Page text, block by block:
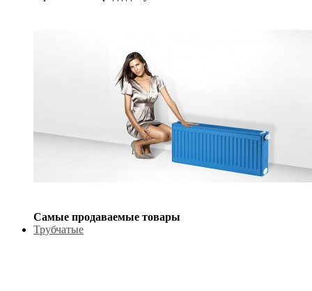
Самые продаваемые товары
Трубчатые